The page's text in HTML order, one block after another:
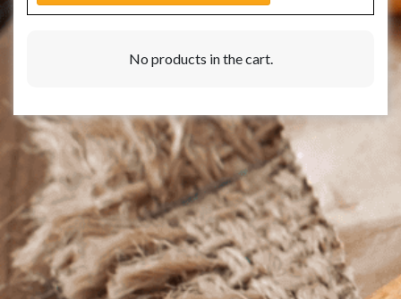
No products in the cart.